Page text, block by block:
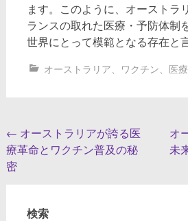
ます。このように、オーストラ
ランスの取れた医療・予防体制
世界にとって模範となる存在と
オーストラリア、 ワクチン、 医療
投
稿
← オーストラリアが誇る医
療革命とワクチン普及の秘
密
オ
未
検索